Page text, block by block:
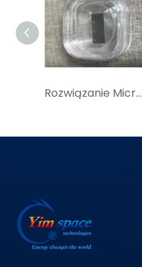
Rozwiązanie Micro Power dla wydajnych modułów ogniw słonecznych do lokalizatorów GPS, GPS Solar Tracker